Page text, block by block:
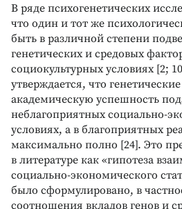
В ряде психогенетических
что один и тот же
быть в различной степени
генетических и средовых
социокультурных условиях [2;
утверждается, что
академическую успешность
неблагоприятных социально-
условиях, а в благоприятных
максимально полно [24]. Это
в литературе как «гипотеза
социально-экономического
было сформулировано, в
соотношения вкладов генов и